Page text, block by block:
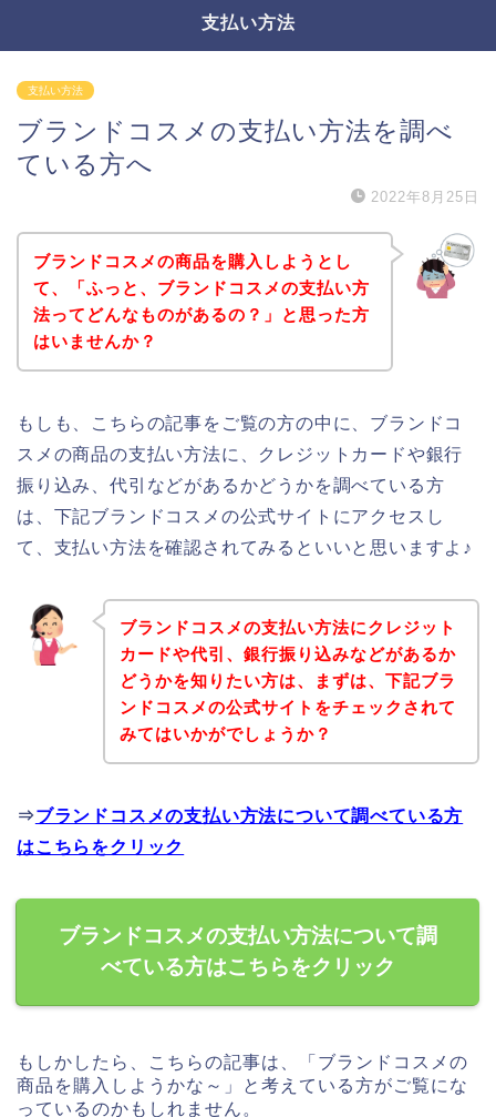
支払い方法
支払い方法
ブランドコスメの支払い方法を調べ
ている方へ
2022年8月25日
ブランドコスメの商品を購入しようとし
て、「ふっと、ブランドコスメの支払い方
法ってどんなものがあるの？」と思った方
はいませんか？
もしも、こちらの記事をご覧の方の中に、ブランドコ
スメの商品の支払い方法に、クレジットカードや銀行
振り込み、代引などがあるかどうかを調べている方
は、下記ブランドコスメの公式サイトにアクセスし
て、支払い方法を確認されてみるといいと思いますよ♪
ブランドコスメの支払い方法にクレジット
カードや代引、銀行振り込みなどがあるか
どうかを知りたい方は、まずは、下記ブラ
ンドコスメの公式サイトをチェックされて
みてはいかがでしょうか？
⇒ブランドコスメの支払い方法について調べている方
はこちらをクリック
ブランドコスメの支払い方法について調
べている方はこちらをクリック
もしかしたら、こちらの記事は、「ブランドコスメの
商品を購入しようかな～」と考えている方がご覧にな
っているのかもしれません。